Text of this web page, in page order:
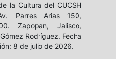
la Cultura del CUCSH
Parres Arias 150,
Zapopan, Jalisco,
Rodríguez. Fecha
8 de julio de 2026.